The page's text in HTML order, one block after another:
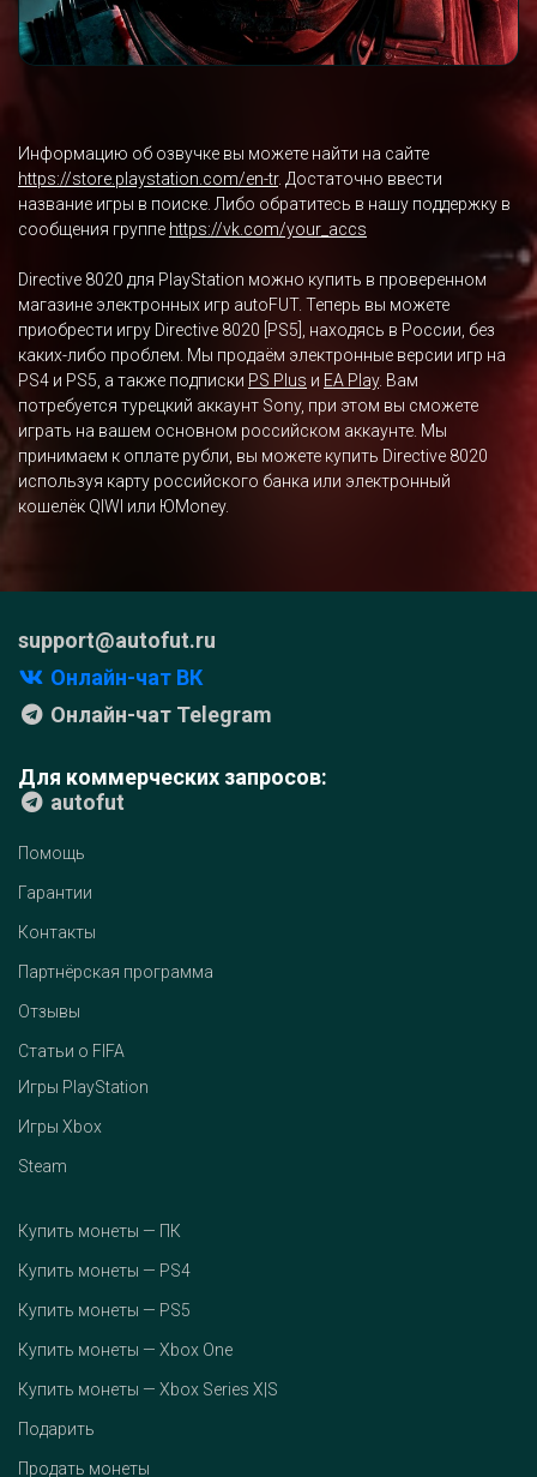
Информацию об озвучке вы можете найти на сайте
https://store.playstation.com/en-tr. Достаточно ввести
название игры в поиске. Либо обратитесь в нашу поддержку в
сообщения группе https://vk.com/your_accs
Directive 8020 для PlayStation можно купить в проверенном
магазине электронных игр autoFUT. Теперь вы можете
приобрести игру Directive 8020 [PS5], находясь в России, без
каких-либо проблем. Мы продаём электронные версии игр на
PS4 и PS5, а также подписки PS Plus и EA Play. Вам
потребуется турецкий аккаунт Sony, при этом вы сможете
играть на вашем основном российском аккаунте. Мы
принимаем к оплате рубли, вы можете купить Directive 8020
используя карту российского банка или электронный
кошелёк QIWI или ЮMoney.
support@autofut.ru
Онлайн-чат ВК
Онлайн-чат Telegram
Для коммерческих запросов:
autofut
Помощь
Гарантии
Контакты
Партнёрская программа
Отзывы
Статьи о FIFA
Игры PlayStation
Игры Xbox
Steam
Купить монеты — ПК
Купить монеты — PS4
Купить монеты — PS5
Купить монеты — Xbox One
Купить монеты — Xbox Series X|S
Подарить
Продать монеты